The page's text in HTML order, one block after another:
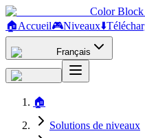
Color Block
🏠Accueil🎮Niveaux⬇️
Français
🏠
Solutions de niveaux